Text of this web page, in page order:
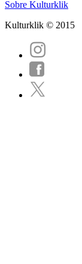
Sobre Kulturklik
Kulturklik © 2015